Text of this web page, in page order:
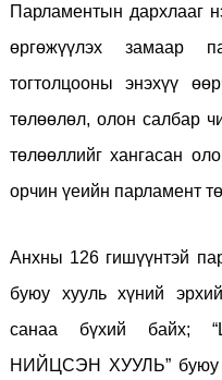
Парламентын дархлааг
өргөжүүлэх замаар
тогтолцооны энэхүү
төлөөлөл, олон салбар
төлөөллийг хангасан
орчин үеийн парламент
Анхны 126 гишүүнтэй
буюу хууль хүний
санаа бүхий байх;
НИЙЦСЭН ХУУЛЬ” буюу